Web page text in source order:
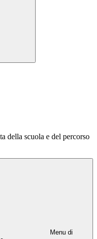
della scuola e del percorso
Menu di